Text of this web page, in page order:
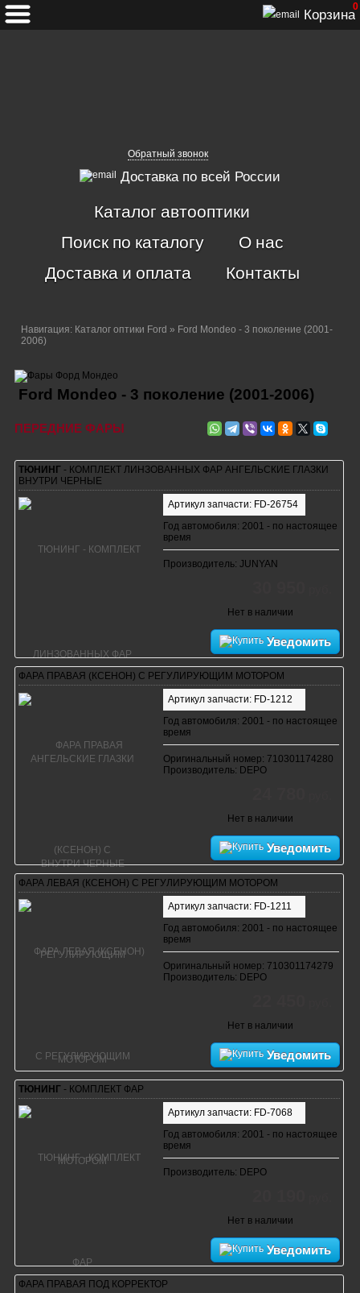
Обратный звонок
Доставка по всей России
Корзина
0
Каталог автооптики
Поиск по каталогу
О нас
Доставка и оплата
Контакты
Навигация: Каталог оптики Ford » Ford Mondeo - 3 поколение (2001-
2006)
Ford Mondeo - 3 поколение (2001-2006)
ПЕРЕДНИЕ ФАРЫ
ТЮНИНГ- КОМПЛЕКТ ЛИНЗОВАННЫХ ФАР АНГЕЛЬСКИЕ ГЛАЗКИ
ВНУТРИ ЧЕРНЫЕ
Артикул запчасти: FD-26754
Год автомобиля: 2001 - по настоящее
время
Производитель: JUNYAN
Нет в наличии
Уведомить
ФАРА ПРАВАЯ (КСЕНОН) С РЕГУЛИРУЮЩИМ МОТОРОМ
Артикул запчасти: FD-1212
Год автомобиля: 2001 - по настоящее
время
Оригинальный номер: 710301174280
Производитель: DEPO
Нет в наличии
Уведомить
ФАРА ЛЕВАЯ (КСЕНОН) С РЕГУЛИРУЮЩИМ МОТОРОМ
Артикул запчасти: FD-1211
Год автомобиля: 2001 - по настоящее
время
Оригинальный номер: 710301174279
Производитель: DEPO
Нет в наличии
Уведомить
ТЮНИНГ- КОМПЛЕКТ ФАР
Артикул запчасти: FD-7068
Год автомобиля: 2001 - по настоящее
время
Производитель: DEPO
Нет в наличии
Уведомить
ФАРА ПРАВАЯ ПОД КОРРЕКТОР